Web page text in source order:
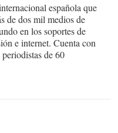
española que
de dos mil medios de
en los soportes de
e internet. Cuenta con
de 60